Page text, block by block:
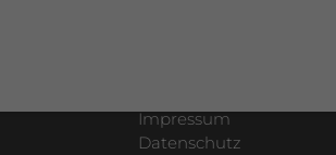
Impressum
Datenschutz